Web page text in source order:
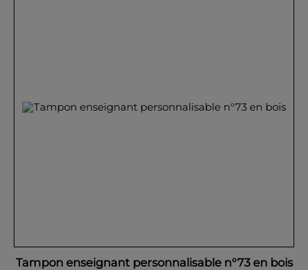
Tampon enseignant personnalisable n°73 en bois